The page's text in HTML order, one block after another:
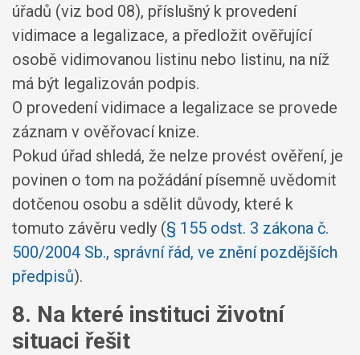
úřadů (viz bod 08), příslušný k provedení
vidimace a legalizace, a předložit ověřující
osobě vidimovanou listinu nebo listinu, na níž
má být legalizován podpis.
O provedení vidimace a legalizace se provede
záznam v ověřovací knize.
Pokud úřad shledá, že nelze provést ověření, je
povinen o tom na požádání písemně uvědomit
dotčenou osobu a sdělit důvody, které k
tomuto závěru vedly (§ 155 odst. 3 zákona č.
500/2004 Sb., správní řád, ve znění pozdějších
předpisů).
8. Na které instituci životní
situaci řešit